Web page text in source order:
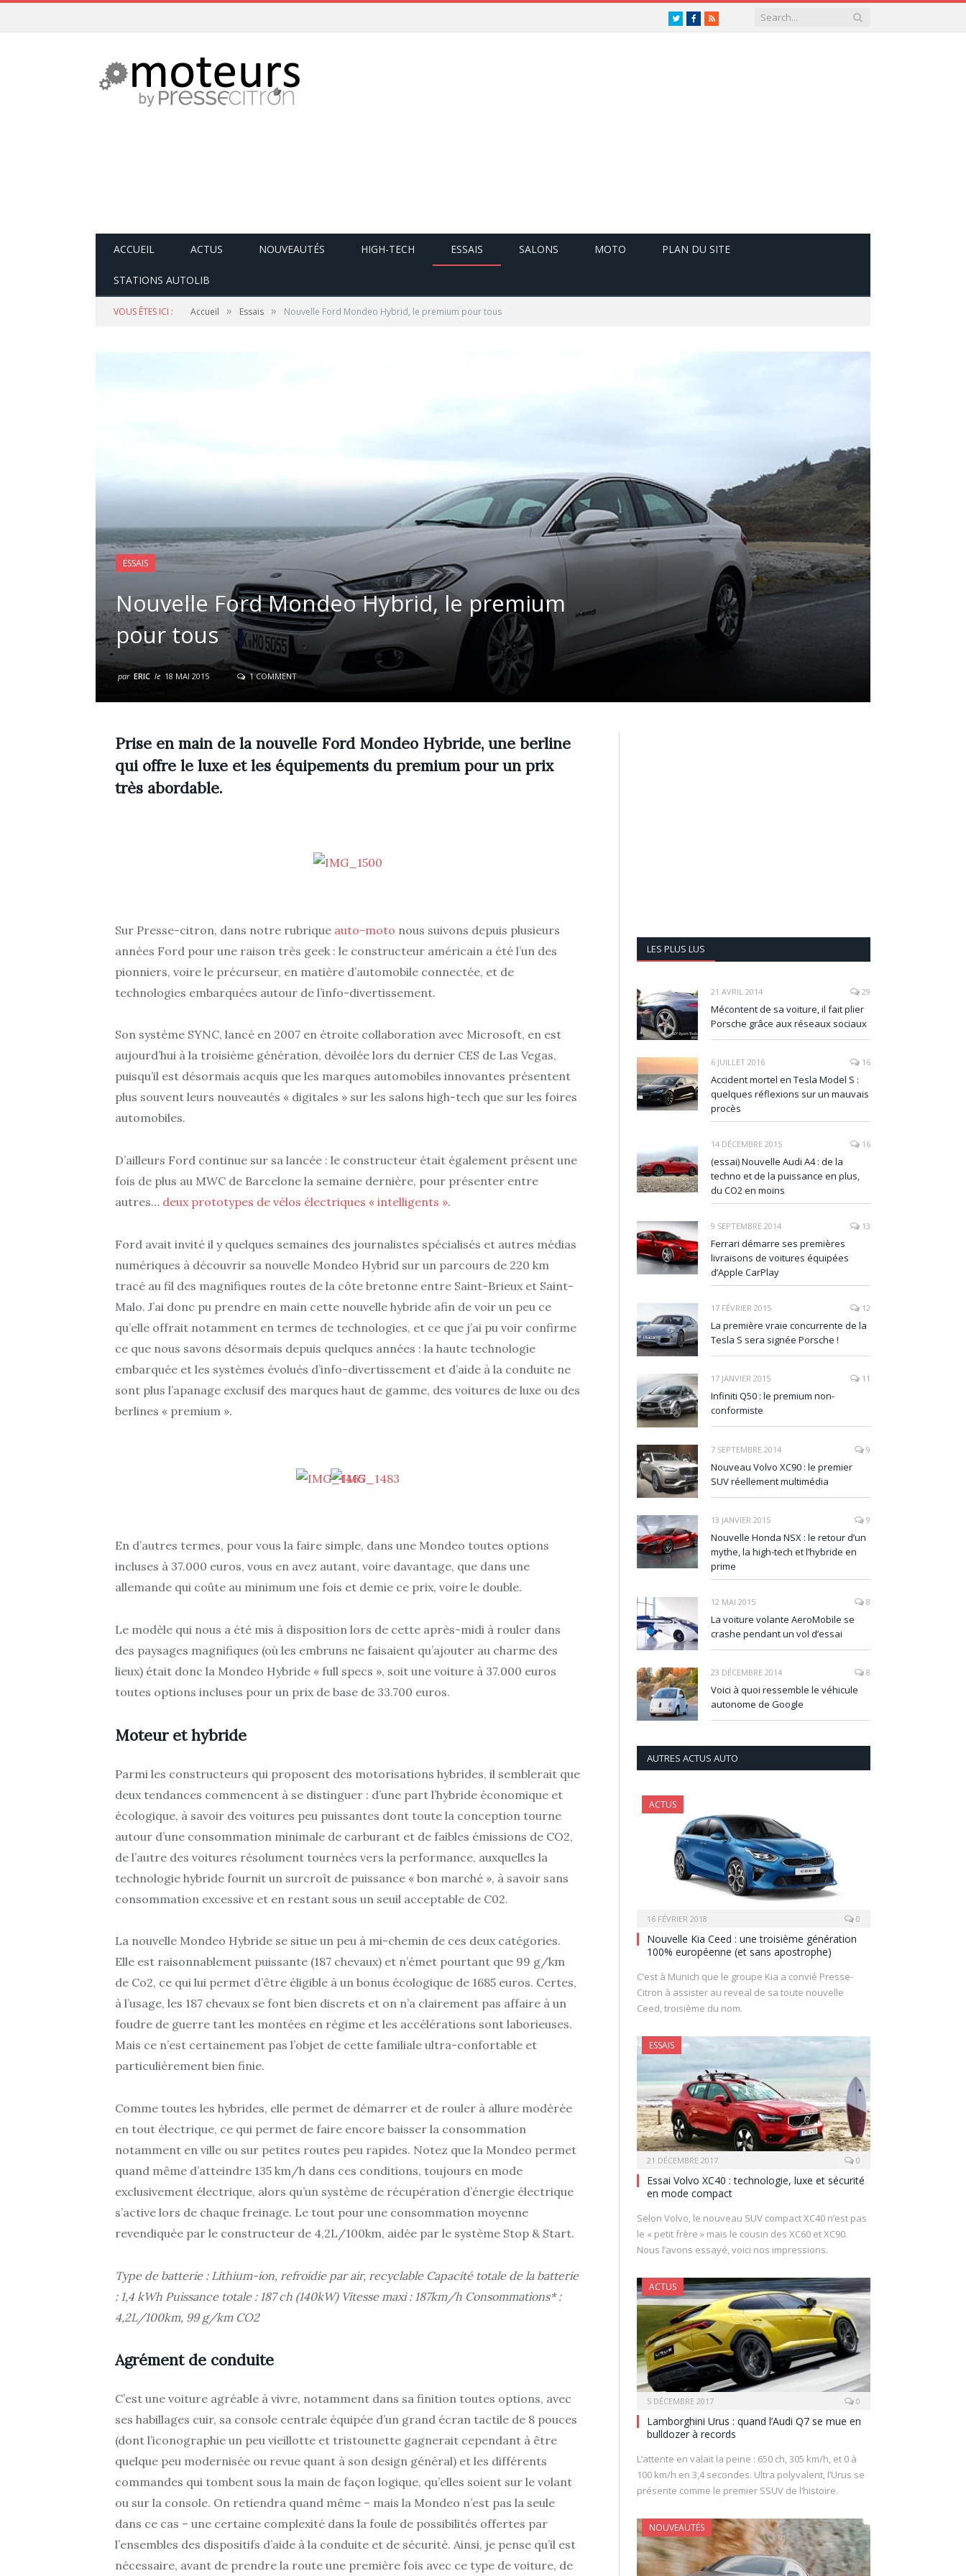
TwitterFacebook
RSS
ACCUEIL ACTUS NOUVEAUTÉS HIGH-TECH ESSAIS SALONS MOTO PLAN DU SITE
STATIONS AUTOLIB
VOUS ÊTES ICI : Accueil » Essais » Nouvelle Ford Mondeo Hybrid, le premium pour tous
ESSAIS
Nouvelle Ford Mondeo Hybrid, le premium
pour tous
par ERIC le 18 MAI 2015 1 COMMENT
Prise en main de la nouvelle Ford Mondeo Hybride, une berline
qui offre le luxe et les équipements du premium pour un prix
très abordable.
Sur Presse-citron, dans notre rubrique auto-moto nous suivons depuis plusieurs
années Ford pour une raison très geek : le constructeur américain a été l’un des
pionniers, voire le précurseur, en matière d’automobile connectée, et de
technologies embarquées autour de l’info-divertissement.
Son système SYNC, lancé en 2007 en étroite collaboration avec Microsoft, en est
aujourd’hui à la troisième génération, dévoilée lors du dernier CES de Las Vegas,
puisqu’il est désormais acquis que les marques automobiles innovantes présentent
plus souvent leurs nouveautés « digitales » sur les salons high-tech que sur les foires
automobiles.
D’ailleurs Ford continue sur sa lancée : le constructeur était également présent une
fois de plus au MWC de Barcelone la semaine dernière, pour présenter entre
autres… deux prototypes de vélos électriques « intelligents ».
Ford avait invité il y quelques semaines des journalistes spécialisés et autres médias
numériques à découvrir sa nouvelle Mondeo Hybrid sur un parcours de 220 km
tracé au fil des magnifiques routes de la côte bretonne entre Saint-Brieux et Saint-
Malo. J’ai donc pu prendre en main cette nouvelle hybride afin de voir un peu ce
qu’elle offrait notamment en termes de technologies, et ce que j’ai pu voir confirme
ce que nous savons désormais depuis quelques années : la haute technologie
embarquée et les systèmes évolués d’info-divertissement et d’aide à la conduite ne
sont plus l’apanage exclusif des marques haut de gamme, des voitures de luxe ou des
berlines « premium ».
En d’autres termes, pour vous la faire simple, dans une Mondeo toutes options
incluses à 37.000 euros, vous en avez autant, voire davantage, que dans une
allemande qui coûte au minimum une fois et demie ce prix, voire le double.
Le modèle qui nous a été mis à disposition lors de cette après-midi à rouler dans
des paysages magnifiques (où les embruns ne faisaient qu’ajouter au charme des
lieux) était donc la Mondeo Hybride « full specs », soit une voiture à 37.000 euros
toutes options incluses pour un prix de base de 33.700 euros.
Moteur et hybride
Parmi les constructeurs qui proposent des motorisations hybrides, il semblerait que
deux tendances commencent à se distinguer : d’une part l’hybride économique et
écologique, à savoir des voitures peu puissantes dont toute la conception tourne
autour d’une consommation minimale de carburant et de faibles émissions de CO2,
de l’autre des voitures résolument tournées vers la performance, auxquelles la
technologie hybride fournit un surcroît de puissance « bon marché », à savoir sans
consommation excessive et en restant sous un seuil acceptable de C02.
La nouvelle Mondeo Hybride se situe un peu à mi-chemin de ces deux catégories.
Elle est raisonnablement puissante (187 chevaux) et n’émet pourtant que 99 g/km
de Co2, ce qui lui permet d’être éligible à un bonus écologique de 1685 euros. Certes,
à l’usage, les 187 chevaux se font bien discrets et on n’a clairement pas affaire à un
foudre de guerre tant les montées en régime et les accélérations sont laborieuses.
Mais ce n’est certainement pas l’objet de cette familiale ultra-confortable et
particulièrement bien finie.
Comme toutes les hybrides, elle permet de démarrer et de rouler à allure modérée
en tout électrique, ce qui permet de faire encore baisser la consommation
notamment en ville ou sur petites routes peu rapides. Notez que la Mondeo permet
quand même d’atteindre 135 km/h dans ces conditions, toujours en mode
exclusivement électrique, alors qu’un système de récupération d’énergie électrique
s’active lors de chaque freinage. Le tout pour une consommation moyenne
revendiquée par le constructeur de 4,2L/100km, aidée par le système Stop & Start.
Type de batterie : Lithium-ion, refroidie par air, recyclable Capacité totale de la batterie
: 1,4 kWh Puissance totale : 187 ch (140kW) Vitesse maxi : 187km/h Consommations* :
4,2L/100km, 99 g/km CO2
Agrément de conduite
C’est une voiture agréable à vivre, notamment dans sa finition toutes options, avec
ses habillages cuir, sa console centrale équipée d’un grand écran tactile de 8 pouces
(dont l’iconographie un peu vieillotte et tristounette gagnerait cependant à être
quelque peu modernisée ou revue quant à son design général) et les différents
commandes qui tombent sous la main de façon logique, qu’elles soient sur le volant
ou sur la console. On retiendra quand même – mais la Mondeo n’est pas la seule
dans ce cas – une certaine complexité dans la foule de possibilités offertes par
l’ensembles des dispositifs d’aide à la conduite et de sécurité. Ainsi, je pense qu’il est
nécessaire, avant de prendre la route une première fois avec ce type de voiture, de
LES PLUS LUS
21 AVRIL 2014 29
Mécontent de sa voiture, il fait plier
Porsche grâce aux réseaux sociaux
6 JUILLET 2016 16
Accident mortel en Tesla Model S :
quelques réflexions sur un mauvais
procès
14 DÉCEMBRE 2015 16
(essai) Nouvelle Audi A4 : de la
techno et de la puissance en plus,
du CO2 en moins
9 SEPTEMBRE 2014 13
Ferrari démarre ses premières
livraisons de voitures équipées
d’Apple CarPlay
17 FÉVRIER 2015 12
La première vraie concurrente de la
Tesla S sera signée Porsche !
17 JANVIER 2015 11
Infiniti Q50 : le premium non-
conformiste
7 SEPTEMBRE 2014 9
Nouveau Volvo XC90 : le premier
SUV réellement multimédia
13 JANVIER 2015 9
Nouvelle Honda NSX : le retour d’un
mythe, la high-tech et l’hybride en
prime
12 MAI 2015 8
La voiture volante AeroMobile se
crashe pendant un vol d’essai
23 DÉCEMBRE 2014 8
Voici à quoi ressemble le véhicule
autonome de Google
AUTRES ACTUS AUTO
ACTUS
16 FÉVRIER 2018 0
Nouvelle Kia Ceed : une troisième génération
100% européenne (et sans apostrophe)
C’est à Munich que le groupe Kia a convié Presse-
Citron à assister au reveal de sa toute nouvelle
Ceed, troisième du nom.
ESSAIS
21 DÉCEMBRE 2017 0
Essai Volvo XC40 : technologie, luxe et sécurité
en mode compact
Selon Volvo, le nouveau SUV compact XC40 n’est pas
le « petit frère » mais le cousin des XC60 et XC90.
Nous l’avons essayé, voici nos impressions.
ACTUS
5 DÉCEMBRE 2017 0
Lamborghini Urus : quand l’Audi Q7 se mue en
bulldozer à records
L’attente en valait la peine : 650 ch, 305 km/h, et 0 à
100 km/h en 3,4 secondes. Ultra polyvalent, l’Urus se
présente comme le premier SSUV de l’histoire.
NOUVEAUTÉS